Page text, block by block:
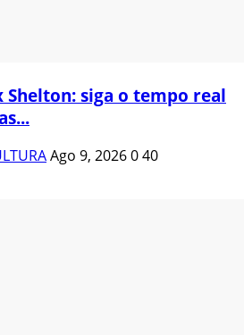
Shelton: siga o tempo real
Ago 9, 2026040